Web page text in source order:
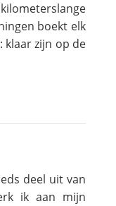
boekt elk
klaar zijn op de
deel uit van
ik aan mijn